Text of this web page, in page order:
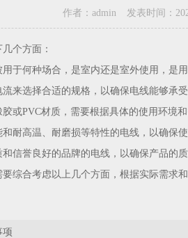
作者：admin 发表时间：
个方面：
于何种场合，是室内还是室外使用，是
来选择合适的规格，以确保电线能够承受
或PVC材质，需要根据具体的使用环境和
耐高温、耐磨损等特性的电线，以确保使
信誉良好的品牌的电线，以确保产品的质
综合考虑以上几个方面，根据实际需求
项